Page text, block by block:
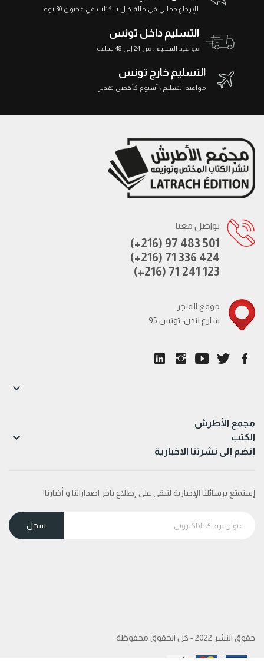
الإرجاع مجاني في حالة خلل بالكتاب في غضون 30 يوم
التسليم داخل تونس
مواعيد التسليم : من 24 إلى 48 ساعة
التسليم خارج تونس
مواعيد التسليم : أسبوع كأقصى تقدير
تواصل معنا
(+216) 97 483 501
(+216) 71 336 424
(+216) 71 241 123
موقع المتجر
95 شارع لندن، تونس
مجمع الأطرش

الكتب 
إنضم إلى نشرتنا الاخبارية
إستمتع برسائلنا الإخبارية لتبقى على إطلاع بآخر اصداراتنا و أخبارنا!
حقوق النشر 2022 - كل الحقوق محفوظة